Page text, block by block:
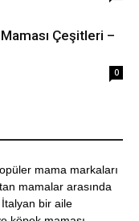
Çeşitleri –
0
mama markaları
mamalar arasında
İtalyan bir aile